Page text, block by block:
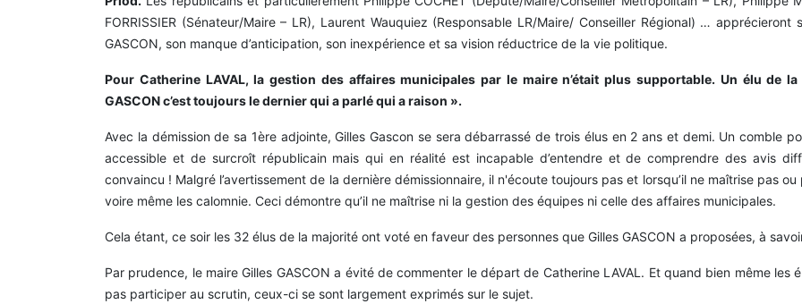
FORRISSIER (Sénateur/Maire – LR), Laurent Wauquiez (Responsable LR/Maire/ Conseiller Régional) …
GASCON, son manque d’anticipation, son inexpérience et sa vision réductrice de la vie politique.
Pour Catherine LAVAL, la gestion des affaires municipales par le maire n’était plus supportable. Un élu de
GASCON c’est toujours le dernier qui a parlé qui a raison ».
Avec la démission de sa 1ère adjointe, Gilles Gascon se sera débarrassé de trois élus en 2 ans et demi. Un comble
accessible et de surcroît républicain mais qui en réalité est incapable d’entendre et de comprendre des avis
convaincu ! Malgré l’avertissement de la dernière démissionnaire, il n'écoute toujours pas et lorsqu’il ne maîtrise pas
voire même les calomnie. Ceci démontre qu’il ne maîtrise ni la gestion des équipes ni celle des affaires municipales.
Cela étant, ce soir les 32 élus de la majorité ont voté en faveur des personnes que Gilles GASCON a proposées, à
Par prudence, le maire Gilles GASCON a évité de commenter le départ de Catherine LAVAL. Et quand bien même les
pas participer au scrutin, ceux-ci se sont largement exprimés sur le sujet.